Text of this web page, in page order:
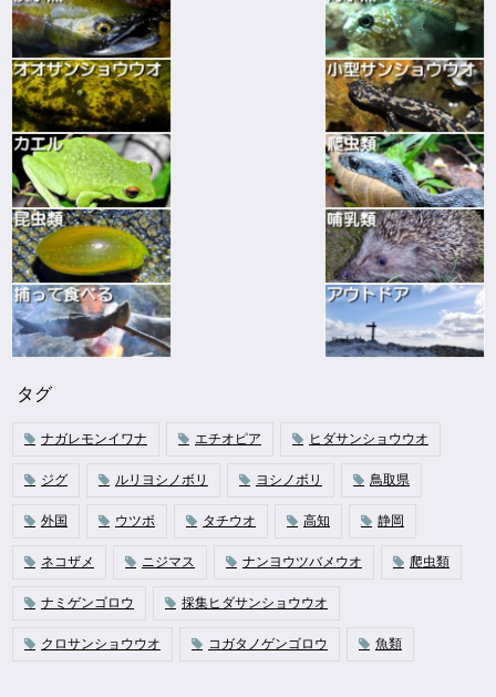
タグ
ナガレモンイワナ エチオピア ヒダサンショウウオ
ジグ ルリヨシノボリ ヨシノボリ 鳥取県
外国 ウツボ タチウオ 高知 静岡
ネコザメ ニジマス ナンヨウツバメウオ 爬虫類
ナミゲンゴロウ 採集ヒダサンショウウオ
クロサンショウウオ コガタノゲンゴロウ 魚類